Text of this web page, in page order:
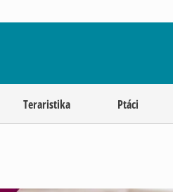
Teraristika Ptáci